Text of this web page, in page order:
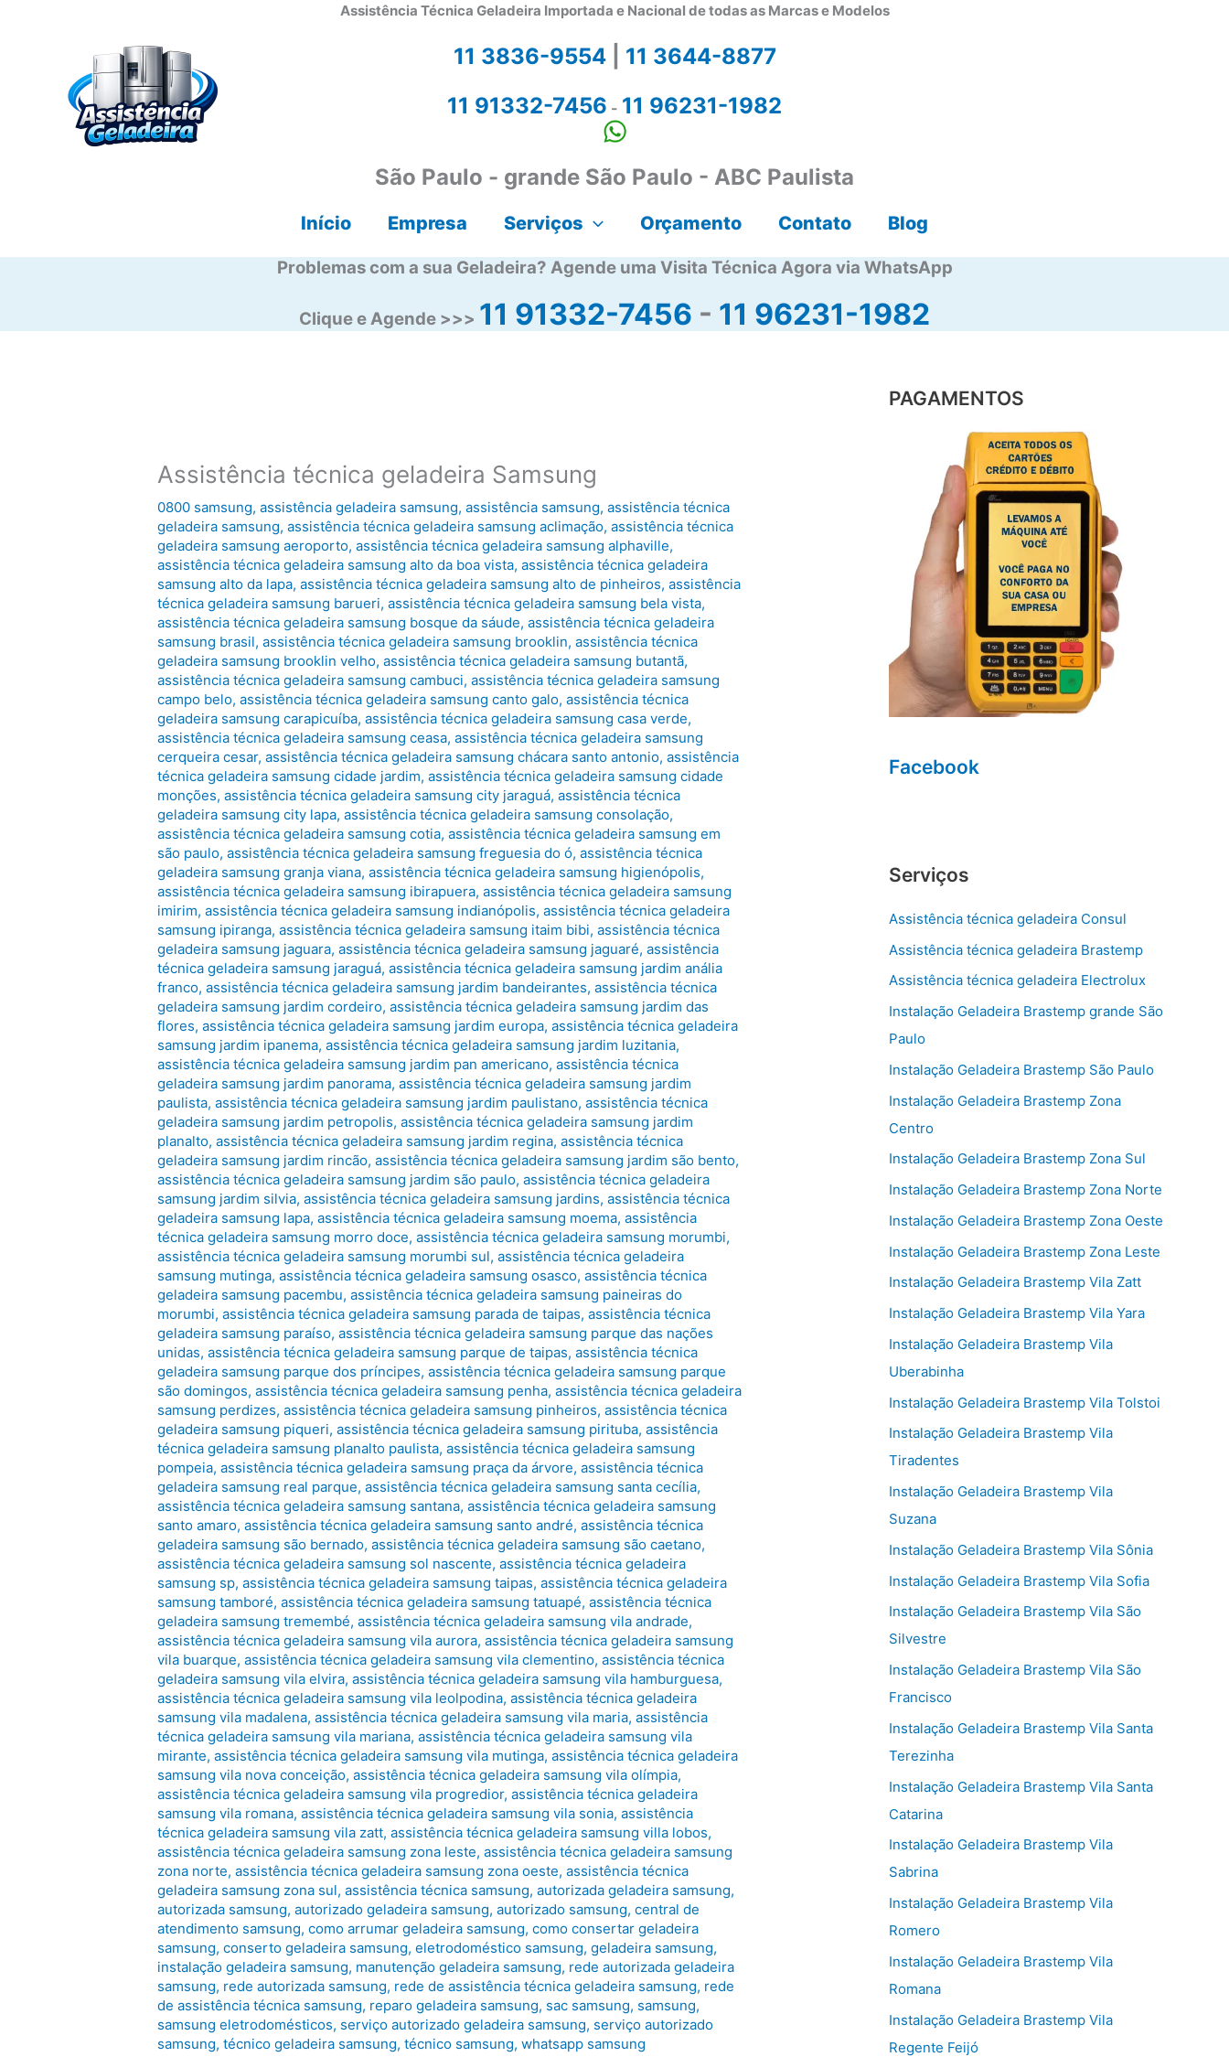
Assistência Técnica Geladeira Importada e Nacional de todas as Marcas e Modelos
11 3836-9554| 11 3644-8877
11 91332-7456 - 11 96231-1982
São Paulo - grande São Paulo - ABC Paulista
Início Empresa Serviços Orçamento Contato Blog
Problemas com a sua Geladeira? Agende uma Visita Técnica Agora via WhatsApp
Clique e Agende >>> 11 91332-7456 - 11 96231-1982
Assistência técnica geladeira Samsung
0800 samsung,assistência geladeira samsung,assistência samsung,assistência técnica
geladeira samsung,assistência técnica geladeira samsung aclimação,assistência técnica
geladeira samsung aeroporto,assistência técnica geladeira samsung alphaville,
assistência técnica geladeira samsung alto da boa vista,assistência técnica geladeira
samsung alto da lapa,assistência técnica geladeira samsung alto de pinheiros,assistência
técnica geladeira samsung barueri,assistência técnica geladeira samsung bela vista,
assistência técnica geladeira samsung bosque da sáude,assistência técnica geladeira
samsung brasil,assistência técnica geladeira samsung brooklin,assistência técnica
geladeira samsung brooklin velho,assistência técnica geladeira samsung butantã,
assistência técnica geladeira samsung cambuci,assistência técnica geladeira samsung
campo belo,assistência técnica geladeira samsung canto galo,assistência técnica
geladeira samsung carapicuíba,assistência técnica geladeira samsung casa verde,
assistência técnica geladeira samsung ceasa,assistência técnica geladeira samsung
cerqueira cesar,assistência técnica geladeira samsung chácara santo antonio,assistência
técnica geladeira samsung cidade jardim,assistência técnica geladeira samsung cidade
monções,assistência técnica geladeira samsung city jaraguá,assistência técnica
geladeira samsung city lapa,assistência técnica geladeira samsung consolação,
assistência técnica geladeira samsung cotia,assistência técnica geladeira samsung em
são paulo,assistência técnica geladeira samsung freguesia do ó,assistência técnica
geladeira samsung granja viana,assistência técnica geladeira samsung higienópolis,
assistência técnica geladeira samsung ibirapuera,assistência técnica geladeira samsung
imirim,assistência técnica geladeira samsung indianópolis,assistência técnica geladeira
samsung ipiranga,assistência técnica geladeira samsung itaim bibi,assistência técnica
geladeira samsung jaguara,assistência técnica geladeira samsung jaguaré,assistência
técnica geladeira samsung jaraguá,assistência técnica geladeira samsung jardim anália
franco,assistência técnica geladeira samsung jardim bandeirantes,assistência técnica
geladeira samsung jardim cordeiro,assistência técnica geladeira samsung jardim das
flores,assistência técnica geladeira samsung jardim europa,assistência técnica geladeira
samsung jardim ipanema,assistência técnica geladeira samsung jardim luzitania,
assistência técnica geladeira samsung jardim pan americano,assistência técnica
geladeira samsung jardim panorama,assistência técnica geladeira samsung jardim
paulista,assistência técnica geladeira samsung jardim paulistano,assistência técnica
geladeira samsung jardim petropolis,assistência técnica geladeira samsung jardim
planalto,assistência técnica geladeira samsung jardim regina,assistência técnica
geladeira samsung jardim rincão,assistência técnica geladeira samsung jardim são bento,
assistência técnica geladeira samsung jardim são paulo,assistência técnica geladeira
samsung jardim silvia,assistência técnica geladeira samsung jardins,assistência técnica
geladeira samsung lapa,assistência técnica geladeira samsung moema,assistência
técnica geladeira samsung morro doce,assistência técnica geladeira samsung morumbi,
assistência técnica geladeira samsung morumbi sul,assistência técnica geladeira
samsung mutinga,assistência técnica geladeira samsung osasco,assistência técnica
geladeira samsung pacembu,assistência técnica geladeira samsung paineiras do
morumbi,assistência técnica geladeira samsung parada de taipas,assistência técnica
geladeira samsung paraíso,assistência técnica geladeira samsung parque das nações
unidas,assistência técnica geladeira samsung parque de taipas,assistência técnica
geladeira samsung parque dos príncipes,assistência técnica geladeira samsung parque
são domingos,assistência técnica geladeira samsung penha,assistência técnica geladeira
samsung perdizes,assistência técnica geladeira samsung pinheiros,assistência técnica
geladeira samsung piqueri,assistência técnica geladeira samsung pirituba,assistência
técnica geladeira samsung planalto paulista,assistência técnica geladeira samsung
pompeia,assistência técnica geladeira samsung praça da árvore,assistência técnica
geladeira samsung real parque,assistência técnica geladeira samsung santa cecília,
assistência técnica geladeira samsung santana,assistência técnica geladeira samsung
santo amaro,assistência técnica geladeira samsung santo andré,assistência técnica
geladeira samsung são bernado,assistência técnica geladeira samsung são caetano,
assistência técnica geladeira samsung sol nascente,assistência técnica geladeira
samsung sp,assistência técnica geladeira samsung taipas,assistência técnica geladeira
samsung tamboré,assistência técnica geladeira samsung tatuapé,assistência técnica
geladeira samsung tremembé,assistência técnica geladeira samsung vila andrade,
assistência técnica geladeira samsung vila aurora,assistência técnica geladeira samsung
vila buarque,assistência técnica geladeira samsung vila clementino,assistência técnica
geladeira samsung vila elvira,assistência técnica geladeira samsung vila hamburguesa,
assistência técnica geladeira samsung vila leolpodina,assistência técnica geladeira
samsung vila madalena,assistência técnica geladeira samsung vila maria,assistência
técnica geladeira samsung vila mariana,assistência técnica geladeira samsung vila
mirante,assistência técnica geladeira samsung vila mutinga,assistência técnica geladeira
samsung vila nova conceição,assistência técnica geladeira samsung vila olímpia,
assistência técnica geladeira samsung vila progredior,assistência técnica geladeira
samsung vila romana,assistência técnica geladeira samsung vila sonia,assistência
técnica geladeira samsung vila zatt,assistência técnica geladeira samsung villa lobos,
assistência técnica geladeira samsung zona leste,assistência técnica geladeira samsung
zona norte,assistência técnica geladeira samsung zona oeste,assistência técnica
geladeira samsung zona sul,assistência técnica samsung,autorizada geladeira samsung,
autorizada samsung,autorizado geladeira samsung,autorizado samsung,central de
atendimento samsung,como arrumar geladeira samsung,como consertar geladeira
samsung,conserto geladeira samsung,eletrodoméstico samsung,geladeira samsung,
instalação geladeira samsung, manutenção geladeira samsung, rede autorizada geladeira
samsung, rede autorizada samsung, rede de assistência técnica geladeira samsung, rede
de assistência técnica samsung, reparo geladeira samsung, sac samsung, samsung,
samsung eletrodomésticos, serviço autorizado geladeira samsung, serviço autorizado
samsung,técnico geladeira samsung,técnico samsung,whatsapp samsung
PAGAMENTOS
Facebook
Serviços
Assistência técnica geladeira Consul
Assistência técnica geladeira Brastemp
Assistência técnica geladeira Electrolux
Instalação Geladeira Brastemp grande São
Paulo
Instalação Geladeira Brastemp São Paulo
Instalação Geladeira Brastemp Zona
Centro
Instalação Geladeira Brastemp Zona Sul
Instalação Geladeira Brastemp Zona Norte
Instalação Geladeira Brastemp Zona Oeste
Instalação Geladeira Brastemp Zona Leste
Instalação Geladeira Brastemp Vila Zatt
Instalação Geladeira Brastemp Vila Yara
Instalação Geladeira Brastemp Vila
Uberabinha
Instalação Geladeira Brastemp Vila Tolstoi
Instalação Geladeira Brastemp Vila
Tiradentes
Instalação Geladeira Brastemp Vila
Suzana
Instalação Geladeira Brastemp Vila Sônia
Instalação Geladeira Brastemp Vila Sofia
Instalação Geladeira Brastemp Vila São
Silvestre
Instalação Geladeira Brastemp Vila São
Francisco
Instalação Geladeira Brastemp Vila Santa
Terezinha
Instalação Geladeira Brastemp Vila Santa
Catarina
Instalação Geladeira Brastemp Vila
Sabrina
Instalação Geladeira Brastemp Vila
Romero
Instalação Geladeira Brastemp Vila
Romana
Instalação Geladeira Brastemp Vila
Regente Feijó